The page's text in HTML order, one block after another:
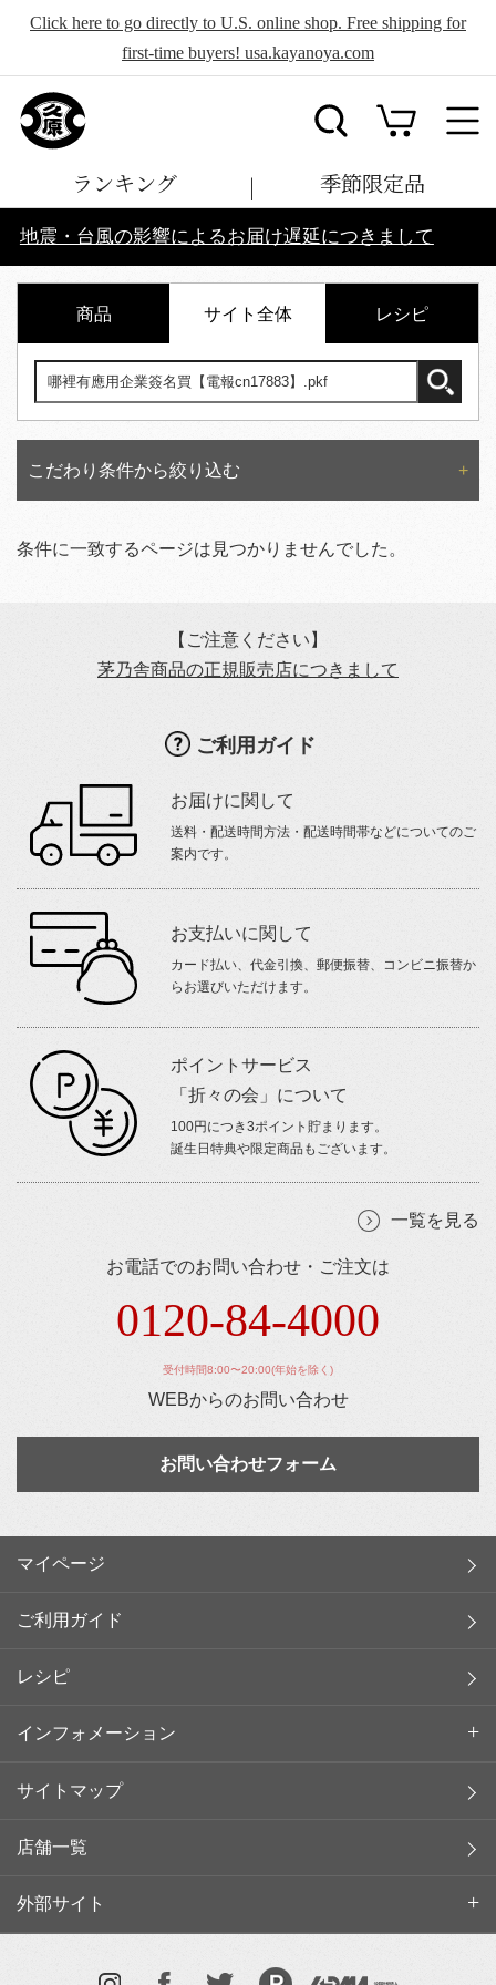
Click here to go directly to U.S. online shop. Free shipping for
first-time buyers! usa.kayanoya.com
ランキング 季節限定品
地震・台風の影響によるお届け遅延につきまして
商品 サイト全体 レシピ
こだわり条件から絞り込む
条件に一致するページは見つかりませんでした。
【ご注意ください】
茅乃舎商品の正規販売店につきまして
ご利用ガイド
お届けに関して
送料・配送時間方法・配送時間帯などについてのご
案内です。
お支払いに関して
カード払い、代金引換、郵便振替、コンビニ振替か
らお選びいただけます。
ポイントサービス
「折々の会」について
100円につき3ポイント貯まります。
誕生日特典や限定商品もございます。
一覧を見る
お電話でのお問い合わせ・ご注文は
0120-84-4000
受付時間8:00〜20:00(年始を除く)
WEBからのお問い合わせ
お問い合わせフォーム
マイページ
ご利用ガイド
レシピ
インフォメーション
サイトマップ
店舗一覧
外部サイト